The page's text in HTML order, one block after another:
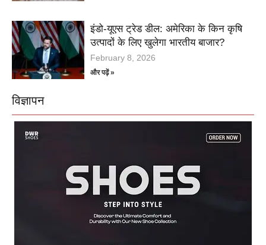
इंडो-यूएस ट्रेड डील: अमेरिका के किन कृषि
उत्पादों के लिए खुलेगा भारतीय बाजार?
February 8, 2026
और पढ़ें »
विज्ञापन